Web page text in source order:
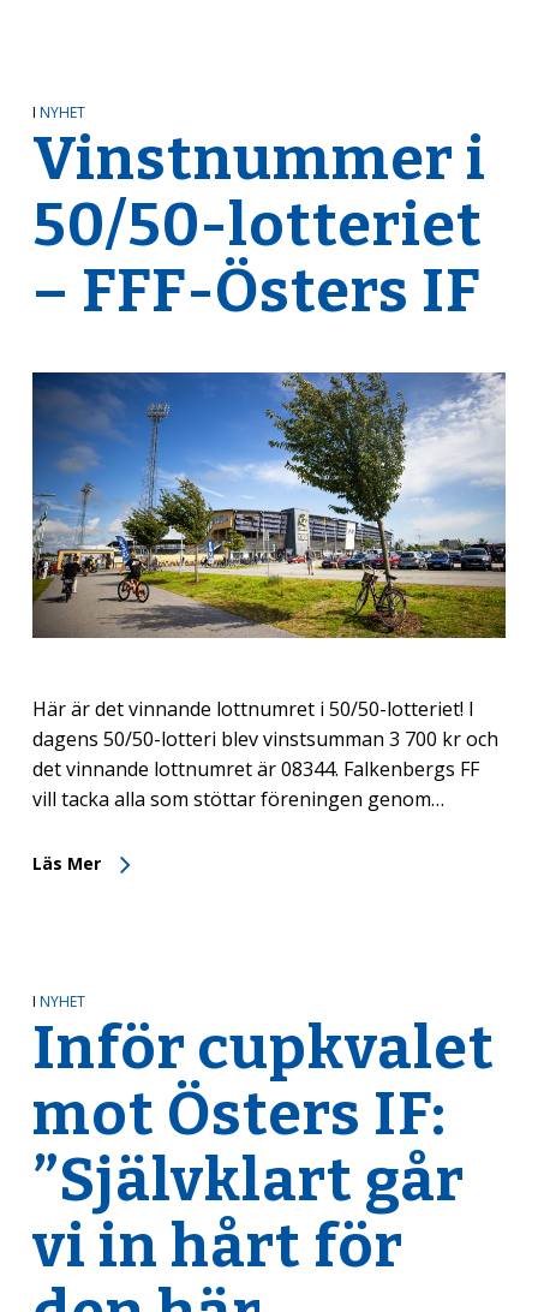
I NYHET
Vinstnummer i
50/50-lotteriet
– FFF-Östers IF
Här är det vinnande lottnumret i 50/50-lotteriet! I
dagens 50/50-lotteri blev vinstsumman 3 700 kr och
det vinnande lottnumret är 08344. Falkenbergs FF
vill tacka alla som stöttar föreningen genom…
Läs Mer
I NYHET
Inför cupkvalet
mot Östers IF:
”Självklart går
vi in hårt för